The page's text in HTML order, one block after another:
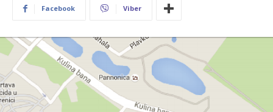
Facebook Viber